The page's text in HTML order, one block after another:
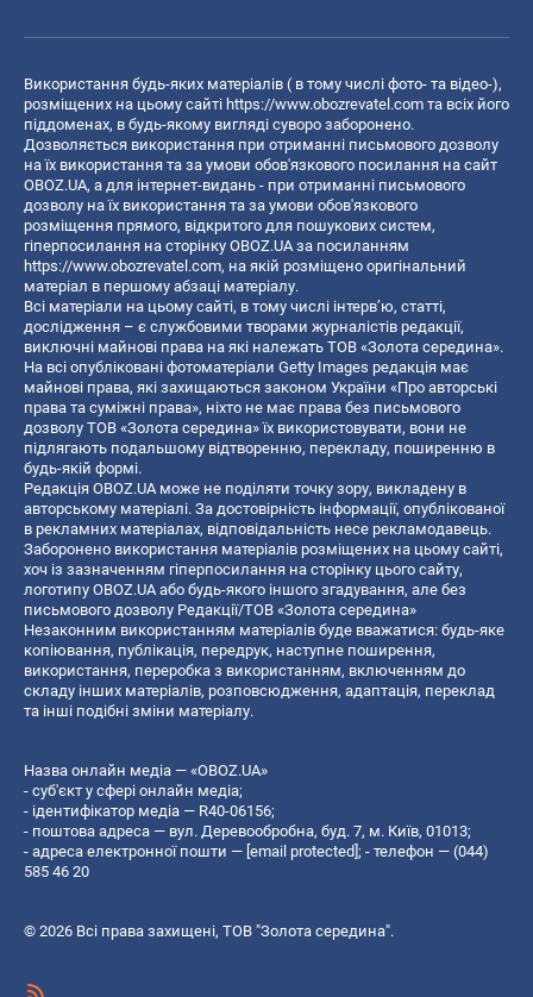
Використання будь-яких матеріалів ( в тому числі фото- та відео-),
розміщених на цьому сайті https://www.obozrevatel.com та всіх його
піддоменах, в будь-якому вигляді суворо заборонено.
Дозволяється використання при отриманні письмового дозволу
на їх використання та за умови обов'язкового посилання на сайт
OBOZ.UA, а для інтернет-видань - при отриманні письмового
дозволу на їх використання та за умови обов'язкового
розміщення прямого, відкритого для пошукових систем,
гіперпосилання на сторінку OBOZ.UA за посиланням
https://www.obozrevatel.com, на якій розміщено оригінальний
матеріал в першому абзаці матеріалу.
Всі матеріали на цьому сайті, в тому числі інтерв’ю, статті,
дослідження – є службовими творами журналістів редакції,
виключні майнові права на які належать ТОВ «Золота середина».
На всі опубліковані фотоматеріали Getty Images редакція має
майнові права, які захищаються законом України «Про авторські
права та суміжні права», ніхто не має права без письмового
дозволу ТОВ «Золота середина» їх використовувати, вони не
підлягають подальшому відтворенню, перекладу, поширенню в
будь-якій формі.
Редакція OBOZ.UA може не поділяти точку зору, викладену в
авторському матеріалі. За достовірність інформації, опублікованої
в рекламних матеріалах, відповідальність несе рекламодавець.
Заборонено використання матеріалів розміщених на цьому сайті,
хоч із зазначенням гіперпосилання на сторінку цього сайту,
логотипу OBOZ.UA або будь-якого іншого згадування, але без
письмового дозволу Редакції/ТОВ «Золота середина»
Незаконним використанням матеріалів буде вважатися: будь-яке
копiювання, публiкацiя, передрук, наступне поширення,
використання, переробка з використанням, включенням до
складу інших матеріалів, розповсюдження, адаптація, переклад
та інші подібні зміни матеріалу.
Назва онлайн медіа — «OBOZ.UA»
- суб'єкт у сфері онлайн медіа;
- ідентифікатор медіа — R40-06156;
- поштова адреса — вул. Деревообробна, буд. 7, м. Київ, 01013;
- адреса електронної пошти — [email protected] ; - телефон — (044)
585 46 20
© 2026 Всі права захищені, ТОВ "Золота середина".